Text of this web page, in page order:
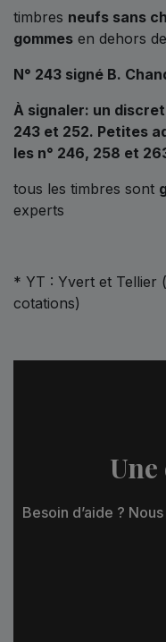
timbres neufs sans
gommes en dehors
N° 243 signé B.
À signaler: un
243 et 252. Petites
les n° 246, 258 et
tous les timbres sont
experts
* YT : Yvert et Tellier
cotations)
Besoin d’aide ?